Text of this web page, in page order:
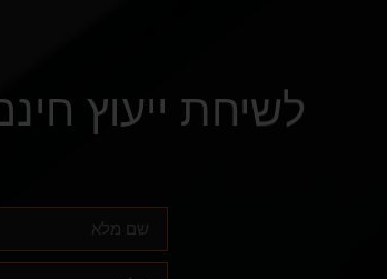
לשיחת ייעוץ